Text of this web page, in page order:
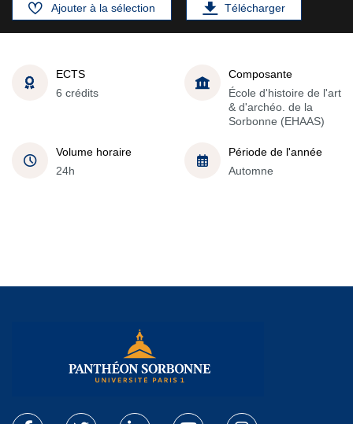
Ajouter à la sélection Télécharger
ECTS
6 crédits
Composante
École d'histoire de l'art
& d'archéo. de la
Sorbonne (EHAAS)
Volume horaire
24h
Période de l'année
Automne